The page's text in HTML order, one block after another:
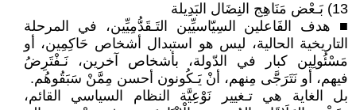
13) بَـعْض مَنَاهِج النِضَال البَدِيلة
■ هدف الفَاعلين السِيّاسيِّين التَـقَدُّمِيِّين، في المرحلة
التاريخية الحالية، ليس هو استبدال أشخاص حَاكِمِين، أو
مَسْئُولِين كبار في الدّولة، بأشخاص آخرين، نَـفْتَرِضُ
فيهم، أو نَتَرَجَّى مِنهم، أنْ يَـكُونون أحسن مِمَّنْ سَبَقُوهُم.
بل الغاية هي تـغيير نَوْعِيَّة النظام السياسي القائم،